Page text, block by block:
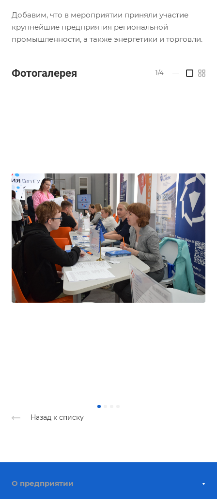
Добавим, что в мероприятии приняли участие
крупнейшие предприятия региональной
промышленности, а также энергетики и торговли.
Фотогалерея 1/4 —
Назад к списку
О предприятии